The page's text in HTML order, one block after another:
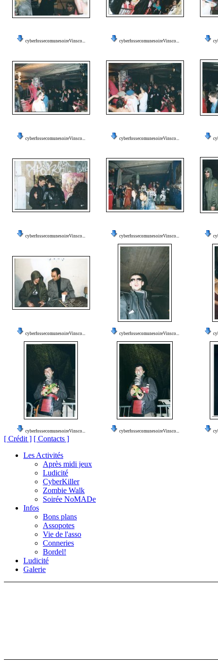
cyberfossecomunesoireVinsco... cyberfossecomunesoireVinsco...
cyberfossecomunesoireVinsco... cyberfossecomunesoireVinsco...
cyberfossecomunesoireVinsco... cyberfossecomunesoireVinsco...
cyberfossecomunesoireVinsco... cyberfossecomunesoireVinsco...
cyberfossecomunesoireVinsco... cyberfossecomunesoireVinsco...
[ Crédit ] [ Contacts ]
Les Activités
Après midi jeux
Ludicité
CyberKiller
Zombie Walk
Soirée NoMADe
Infos
Bons plans
Assopotes
Vie de l'asso
Conneries
Bordel!
Ludicité
Galerie